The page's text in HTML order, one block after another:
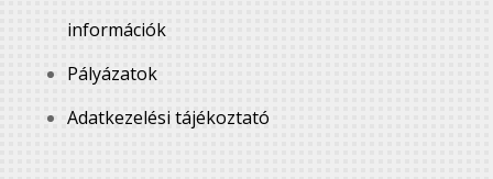
információk
Pályázatok
Adatkezelési tájékoztató